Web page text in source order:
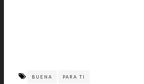
BUENA PARA TI